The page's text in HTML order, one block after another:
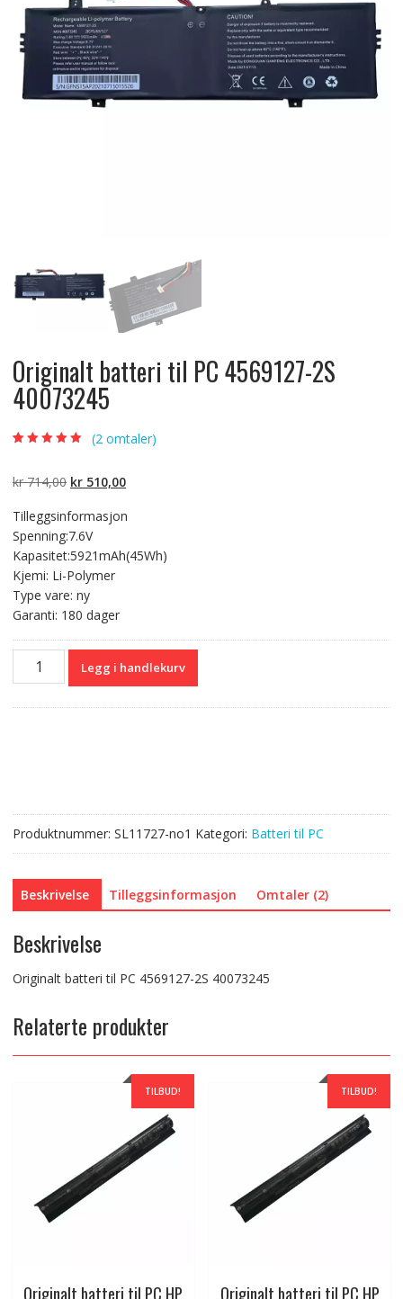
Originalt batteri til PC 4569127-2S
40073245
kundevurderinger
(2omtaler)
kr714,00 Opprinnelig
var:
kr 714,00.
kr510,00Nåværende
er:
Tilleggsinformasjon
Spenning:7.6V
Kapasitet:5921mAh(45Wh)
Kjemi: Li-Polymer
Type vare: ny
Garanti: 180 dager
Originalt
batteri
Legg i handlekurv
Produktnummer: SL11727-no1 Kategori: Batteri til PC
Beskrivelse Tilleggsinformasjon Omtaler (2)
Beskrivelse
Originalt batteri til PC 4569127-2S 40073245
Relaterte produkter
TILBUD!
Originalt batteri til PC HP
TILBUD!
Originalt batteri til PC HP